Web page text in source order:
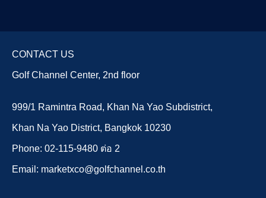
CONTACT US
Golf Channel Center, 2nd floor
999/1 Ramintra Road, Khan Na Yao Subdistrict,
Khan Na Yao District, Bangkok 10230
Phone: 02-115-9480 ต่อ 2
Email: marketxco@golfchannel.co.th